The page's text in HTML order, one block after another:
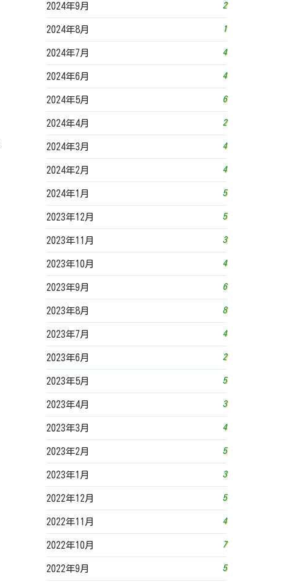
2024年9月 2
2024年8月 1
2024年7月 4
2024年6月 4
2024年5月 6
2024年4月 2
2024年3月 4
2024年2月 4
2024年1月 5
2023年12月 5
2023年11月 3
2023年10月 4
2023年9月 6
2023年8月 8
2023年7月 4
2023年6月 2
2023年5月 5
2023年4月 3
2023年3月 4
2023年2月 5
2023年1月 3
2022年12月 5
2022年11月 4
2022年10月 7
2022年9月 5